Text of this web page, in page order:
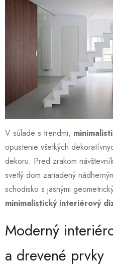
V súlade s trendmi,
opustenie všetkých
dekoru. Pred zrakom
svetlý dom zariadený
schodisko s jasnými
minimalistický interiérový
Moderný
a drevené prvky